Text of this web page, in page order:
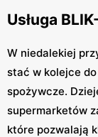
Usługa
W niedalekiej
stać w kolejce
spożywcze.
supermarketów
które pozwalają